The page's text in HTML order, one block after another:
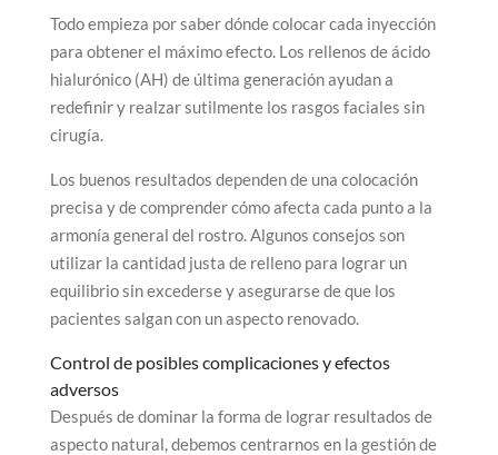
Todo empieza por saber dónde colocar cada inyección
para obtener el máximo efecto. Los rellenos de ácido
hialurónico (AH) de última generación ayudan a
redefinir y realzar sutilmente los rasgos faciales sin
cirugía.
Los buenos resultados dependen de una colocación
precisa y de comprender cómo afecta cada punto a la
armonía general del rostro. Algunos consejos son
utilizar la cantidad justa de relleno para lograr un
equilibrio sin excederse y asegurarse de que los
pacientes salgan con un aspecto renovado.
Control de posibles complicaciones y efectos
adversos
Después de dominar la forma de lograr resultados de
aspecto natural, debemos centrarnos en la gestión de